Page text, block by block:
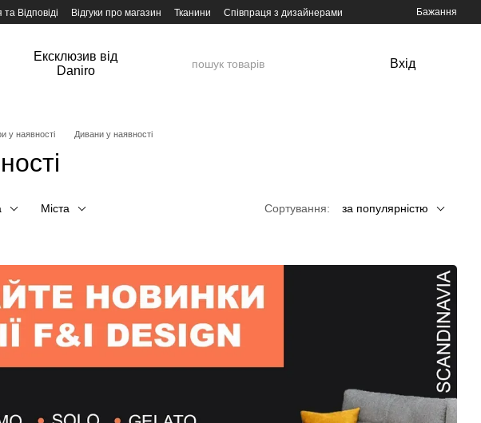
Відповіді Відгуки про магазин Тканини Співпраця з дизайнерами Бажання
Ексклюзив від
Daniro
Вхід
у наявності Дивани у наявності
Міста Сортування: за популярністю